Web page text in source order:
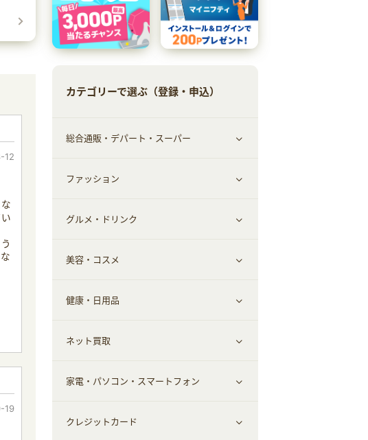
12
19
カテゴリーで選ぶ（登録・申込）
総合通販・デパート・スーパー
すべて見る
総合通販
ファッション
すべて見る
ファッション
インナー・下着
スーツ・フォーマル
グルメ・ドリンク
すべて見る
グルメ
お酒
食材宅配
ウォーターサーバー
美容・コスメ
すべて見る
ヘアケア
エステ・サロン
メンズ美容
健康・日用品
すべて見る
スポーツ・フィットネス
日用品・薬局・からだ
ネット買取
すべて見る
ネット買取
家電・パソコン・スマートフォン
すべて見る
クレジットカード